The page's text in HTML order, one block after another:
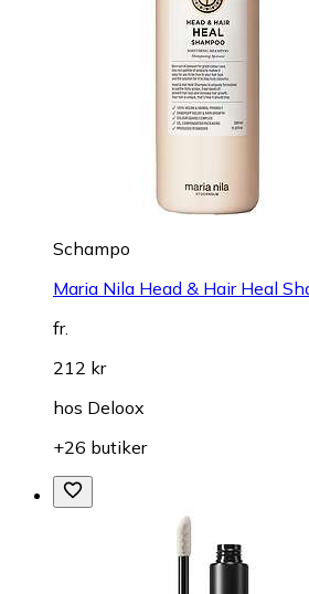
Schampo
Maria Nila Head & Hair Heal
fr.
212 kr
hos Deloox
+26 butiker